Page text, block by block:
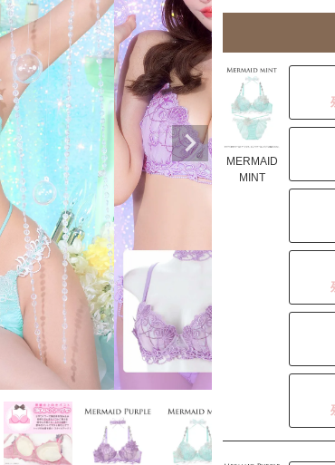
MERMAID
MINT